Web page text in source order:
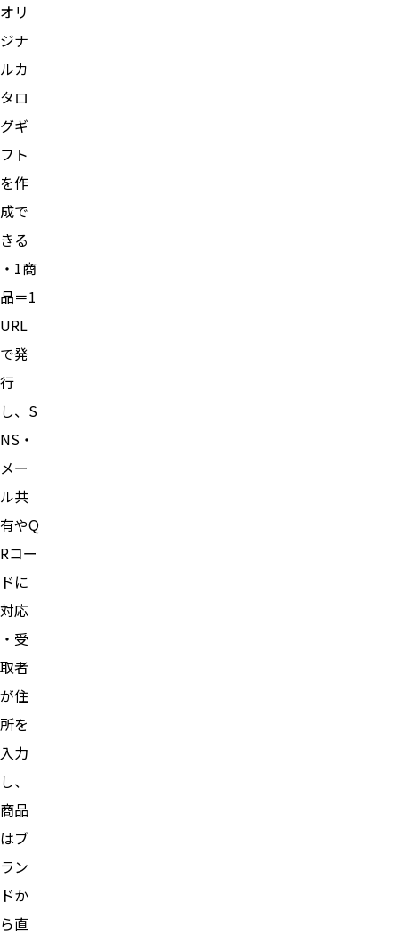
オリ
ジナ
ルカ
タロ
グギ
フト
を作
成で
きる
・1商
品＝1
URL
で発
行
し、S
NS・
メー
ル共
有やQ
Rコー
ドに
対応
・受
取者
が住
所を
入力
し、
商品
はブ
ラン
ドか
ら直